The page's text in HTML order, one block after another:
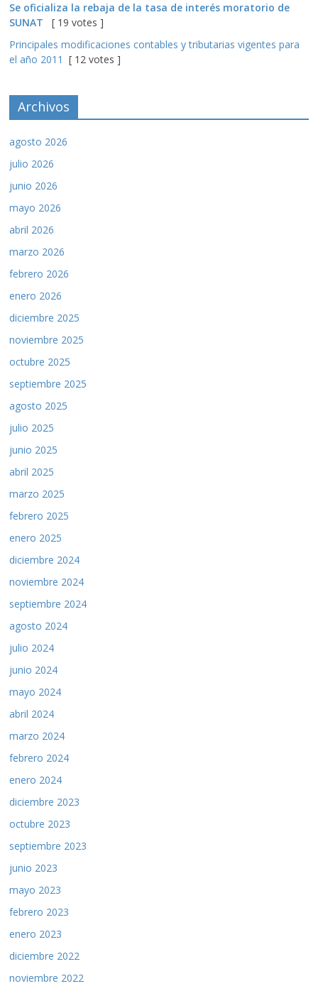
Se oficializa la rebaja de la tasa de interés moratorio de
SUNAT
[ 19 votes ]
Principales modificaciones contables y tributarias vigentes para
el año 2011 [ 12 votes ]
Archivos
agosto 2026
julio 2026
junio 2026
mayo 2026
abril 2026
marzo 2026
febrero 2026
enero 2026
diciembre 2025
noviembre 2025
octubre 2025
septiembre 2025
agosto 2025
julio 2025
junio 2025
abril 2025
marzo 2025
febrero 2025
enero 2025
diciembre 2024
noviembre 2024
septiembre 2024
agosto 2024
julio 2024
junio 2024
mayo 2024
abril 2024
marzo 2024
febrero 2024
enero 2024
diciembre 2023
octubre 2023
septiembre 2023
junio 2023
mayo 2023
febrero 2023
enero 2023
diciembre 2022
noviembre 2022